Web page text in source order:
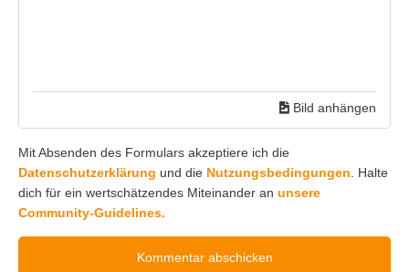
Bild anhängen
Mit Absenden des Formulars akzeptiere ich die
Datenschutzerklärung und die Nutzungsbedingungen. Halte
dich für ein wertschätzendes Miteinander an unsere
Community-Guidelines.